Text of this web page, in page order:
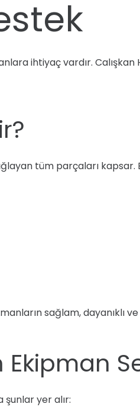
ihtiyaç vardır.
tüm parçaları kapsar.
sağlam, dayanıklı
yer alır: